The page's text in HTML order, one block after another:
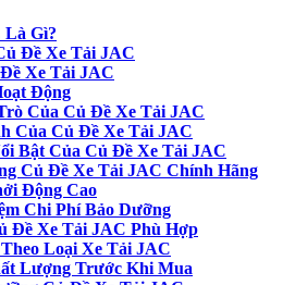
Là Gì?
Đề Xe Tải JAC
Xe Tải JAC
Động
Của Củ Đề Xe Tải JAC
Của Củ Đề Xe Tải JAC
Bật Của Củ Đề Xe Tải JAC
Củ Đề Xe Tải JAC Chính Hãng
Động Cao
Chi Phí Bảo Dưỡng
Đề Xe Tải JAC Phù Hợp
Loại Xe Tải JAC
Lượng Trước Khi Mua